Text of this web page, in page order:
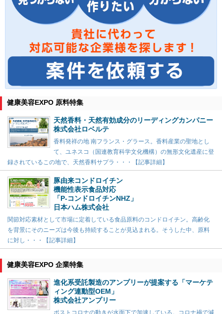
健康美容EXPO 原料特集
天然香料・天然有効成分のリーディングカンパニー
株式会社ロベルテ
香料発祥の地 南フランス・グラース。香料産業の聖地とし
て、ユネスコ（国連教育科学文化機構）の無形文化遺産に登
録されているこの地で、天然香料サプラ・・・【記事詳細】
豚由来コンドロイチン
機能性表示食品対応
「P-コンドロイチンNHZ」
日本ハム株式会社
関節対応素材として市場に定着している食品原料のコンドロイチン。高齢化
を背景にそのニーズは今後も持続することが見込まれる。そうした中、原料
に対し・・・【記事詳細】
健康美容EXPO 企業特集
進化系受託製造のアンプリーが提案する「マーケテ
ィング連動型OEM」
株式会社アンプリー